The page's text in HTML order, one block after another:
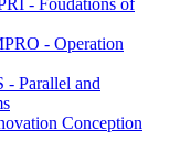
- Foudations of
- Operation
Parallel and
Conception